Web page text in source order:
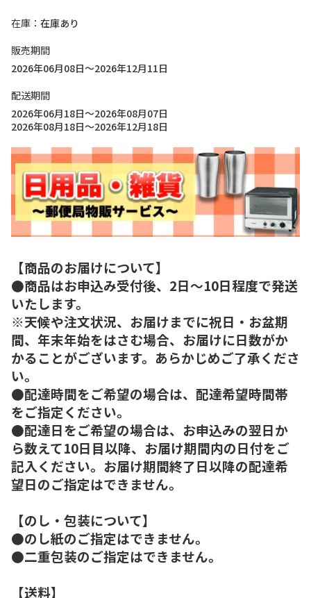
在庫
在庫あり
販売期間
2026年06月08日～2026年12月11日
配送期間
2026年06月18日～2026年08月07日
2026年08月18日～2026年12月18日
【商品のお届けについて】
●商品はお申込み受付後、2日～10日程度で発送
いたします。
※天候や注文状況、お届けまでに祝日・お盆期
間、年末年始をはさむ場合、お届けに日数がか
かることがございます。あらかじめご了承くださ
い。
●配達時間をご希望の場合は、配達希望時間帯
をご指定ください。
●配達日をご希望の場合は、お申込みの翌日か
ら数えて10日目以降、お届け期間内の日付をご
記入ください。お届け期間終了日以降の配達希
望日のご指定はできません。
【のし・包装について】
●のし紙のご指定はできません。
●二重包装のご指定はできません。
【送料】